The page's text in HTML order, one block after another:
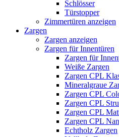
Schlösser
Türstopper
Zimmertüren anzeigen
Zargen
Zargen anzeigen
Zargen für Innentüren
Zargen für
Weiße Zargen
Zargen CPL
Mineralgraue
Zargen CPL
Zargen CPL
Zargen CPL
Zargen CPL
Echtholz Zargen